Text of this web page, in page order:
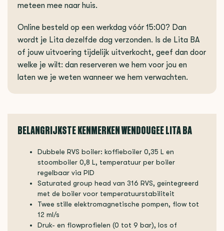
meteen mee naar huis.
Online besteld op een werkdag vóór 15:00? Dan
wordt je Lita dezelfde dag verzonden. Is de Lita BA
of jouw uitvoering tijdelijk uitverkocht, geef dan door
welke je wilt: dan reserveren we hem voor jou en
laten we je weten wanneer we hem verwachten.
BELANGRIJKSTE KENMERKEN WENDOUGEE LITA BA
Dubbele RVS boiler: koffieboiler 0,35 L en
stoomboiler 0,8 L, temperatuur per boiler
regelbaar via PID
Saturated group head van 316 RVS, geïntegreerd
met de boiler voor temperatuurstabiliteit
Twee stille elektromagnetische pompen, flow tot
12 ml/s
Druk- en flowprofielen (0 tot 9 bar), los of